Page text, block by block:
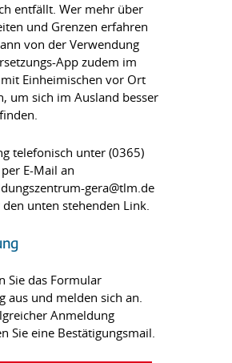
entfällt. Wer mehr über
und Grenzen erfahren
von der Verwendung
App zudem im
Einheimischen vor Ort
um sich im Ausland besser
telefonisch unter (0365)
E-Mail an
gera@tlm.de
unten stehenden Link.
Sie das Formular
aus und melden sich an.
Anmeldung
Sie eine Bestätigungsmail.